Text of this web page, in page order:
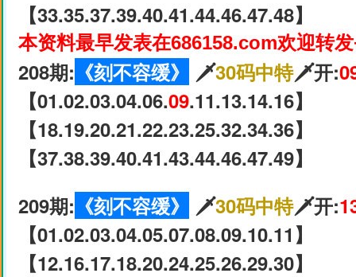
【33.35.37.39.40.41.44.46.47.48】
本资料最早发表在686158.com欢迎转
208期: 《刻不容缓》 🗡30码中特🗡开:
【01.02.03.04.06.09.11.13.14.16】
【18.19.20.21.22.23.25.32.34.36】
【37.38.39.40.41.43.44.46.47.49】
209期: 《刻不容缓》 🗡30码中特🗡开:
【01.02.03.04.05.07.08.09.10.11】
【12.16.17.18.20.24.25.26.29.30】